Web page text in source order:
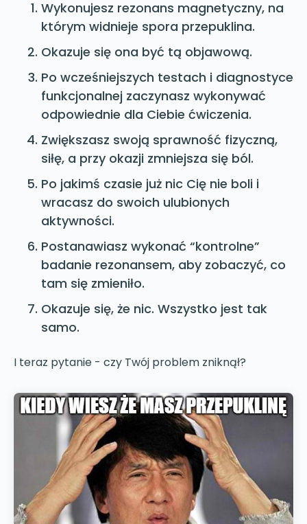
Wykonujesz rezonans magnetyczny, na
którym widnieje spora przepuklina.
Okazuje się ona być tą objawową.
Po wcześniejszych testach i diagnostyce
funkcjonalnej zaczynasz wykonywać
odpowiednie dla Ciebie ćwiczenia.
Zwiększasz swoją sprawność fizyczną,
siłę, a przy okazji zmniejsza się ból.
Po jakimś czasie już nic Cię nie boli i
wracasz do swoich ulubionych
aktywności.
Postanawiasz wykonać “kontrolne”
badanie rezonansem, aby zobaczyć, co
tam się zmieniło.
Okazuje się, że nic. Wszystko jest tak
samo.
I teraz pytanie - czy Twój problem zniknął?